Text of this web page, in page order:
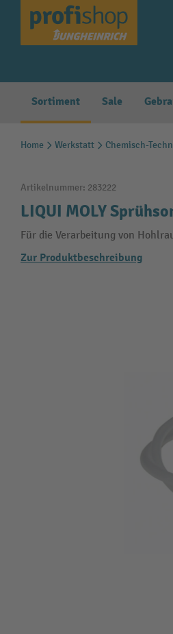
Zur Hauptnavigation
Sortiment Sale
Home Werkstatt Chemisch-
Artikelnummer: 283222
LIQUI MOLY
Für die Verarbeitung von
Zur Produktbeschreibung